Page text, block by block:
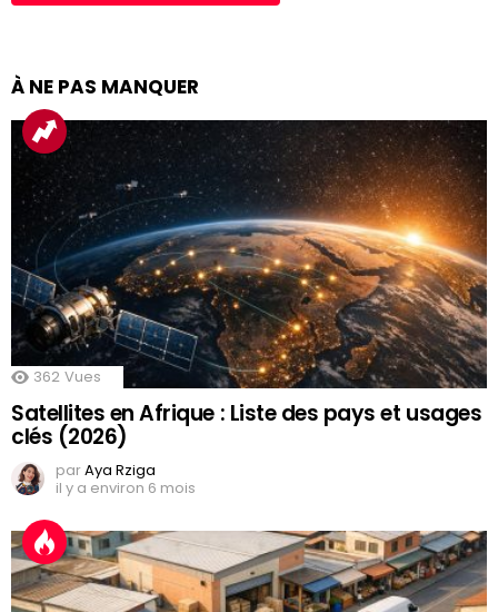
À NE PAS MANQUER
362 Vues
Satellites en Afrique : Liste des pays et usages
clés (2026)
parAya Rziga
il y a environ 6 mois